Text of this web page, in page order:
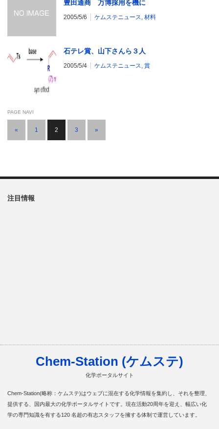
豊田通商 万博採用を機に
2005/5/6 ケムステニュース 材料
石テレ賞、山下さんら３人
2005/5/4 ケムステニュース 賞
PAGE NAVI
« 1 2 3 »
注目情報
Chem-Station (ケムステ)
化学ポータルサイト
Chem-Station(略称：ケムステ)はウェブに混在する化学情報を集約し、それを整理、
提供する、国内最大の化学ポータルサイトです。現在活動20周年を迎え、幅広い化
学の専門知識を有する120 名超の有志スタッフを擁する体制で運営しています。